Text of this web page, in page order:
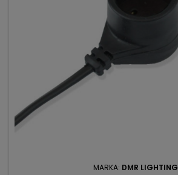
MARKA: DMR LIGHTING